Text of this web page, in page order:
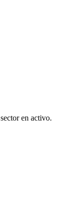
en activo.